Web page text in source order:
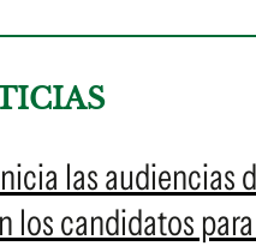
las audiencias
los candidatos